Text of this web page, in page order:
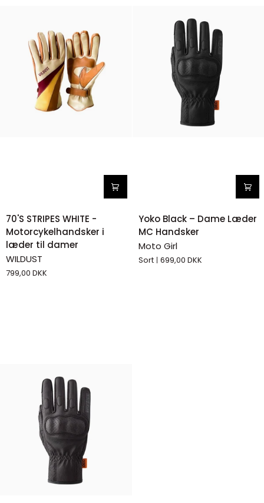
70'S
STRIPES
WHITE
Motorcykelhandsker
70'S STRIPES WHITE -
Motorcykelhandsker i
læder til damer
WILDUST
799,00 DKK
Yoko
Black
Dame
Læder
Yoko Black – Dame Læder
MC Handsker
Moto Girl
Sort 699,00 DKK